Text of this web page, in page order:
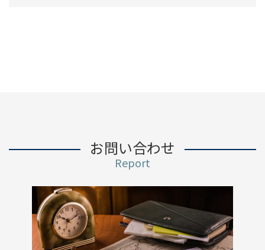
お問い合わせ
Report